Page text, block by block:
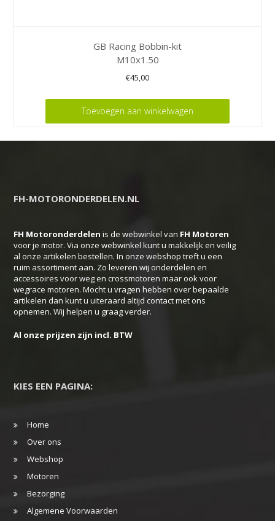
GB Racing Bobbin-kit
M10x1.50
€45,00
Toevoegen aan winkelwagen
FH-MOTORONDERDELEN.NL
FH Motoronderdelen is de webwinkel van FH Motoren
voor je motor. Via onze webwinkel kunt u makkelijk en veilig
al onze artikelen bestellen. In onze webshop treft u een
ruim assortiment aan. Zo leveren wij onderdelen en
accessoires voor weg en crossmotoren maar ook voor
wegrace motoren. Mocht u vragen hebben over bepaalde
artikelen dan kunt u uiteraard altijd contact met ons
opnemen. Wij helpen u graag verder.
Al onze prijzen zijn incl. BTW
KIES EEN PAGINA:
Home
Over ons
Webshop
Motoren
Bezorging
Algemene Voorwaarden